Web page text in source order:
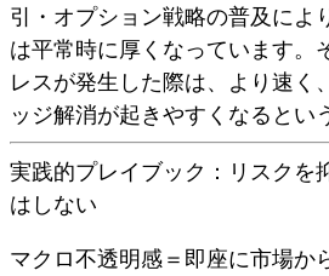
引・オプション戦略の普及によ
は平常時に厚くなっています。
レスが発生した際は、 より速く
ッジ解消が起きやすくなる とい
実践的プレイブック：リスクを
はしない
マクロ不透明感＝即座に市場か